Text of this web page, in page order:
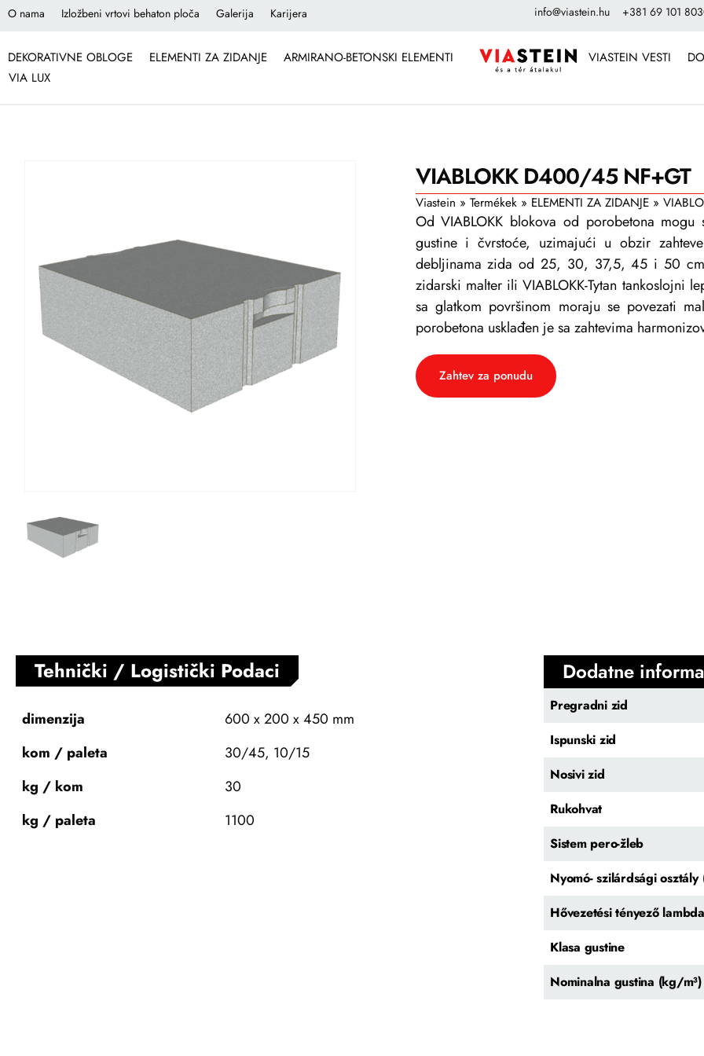
O nama Izložbeni vrtovi behaton ploča Galerija Karijera info@viastein.hu +381 69 101
DEKORATIVNE OBLOGE ELEMENTI ZA ZIDANJE
ARMIRANO-BETONSKI ELEMENTI
VIA LUX
VIASTEIN VESTI
VIABLOKK D400/45 NF+GT
Viastein » Termékek» ELEMENTI ZA ZIDANJE»
Od VIABLOKK blokova od porobetona
gustine i čvrstoće, uzimajući u obzir
debljinama zida od 25, 30, 37,5, 45 i 50
zidarski malter ili VIABLOKK-Tytan tankoslojni
sa glatkom površinom moraju se povezati
porobetona usklađen je sa zahtevima
Zahtev za ponudu
Tehnički / Logistički Podaci
dimenzija
600 x 200 x 450 mm
kom / paleta
30/45, 10/15
kg / kom
30
kg / paleta
1100
Dodatne
Pregradni zid
Ispunski zid
Nosivi zid
Rukohvat
Sistem pero-žleb
Nyomó- szilárdsági
Hővezetési tényező
Klasa gustine
Nominalna gustina (kg/m³)